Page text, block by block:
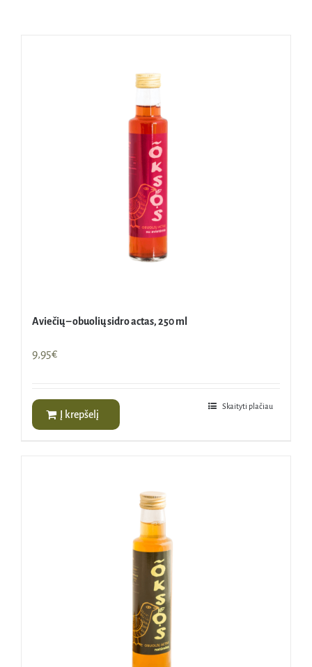
Aviečių – obuolių sidro actas, 250 ml
9,95€
Į krepšelį
Skaityti plačiau